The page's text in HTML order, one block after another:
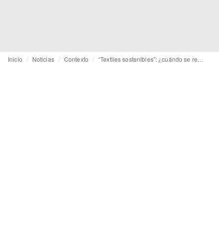
Inicio Noticias Contexto